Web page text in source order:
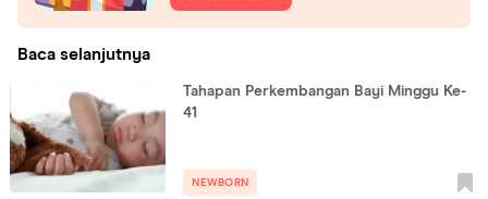
Baca selanjutnya
Tahapan Perkembangan Bayi Minggu Ke-
41
NEWBORN